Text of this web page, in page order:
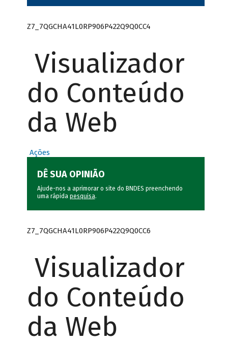
Z7_7QGCHA41L0RP906P422Q9Q0CC4
Visualizador
do Conteúdo
da Web
Ações
DÊ SUA OPINIÃO
Ajude-nos a aprimorar o site do BNDES preenchendo
uma rápida pesquisa.
Z7_7QGCHA41L0RP906P422Q9Q0CC6
Visualizador
do Conteúdo
da Web